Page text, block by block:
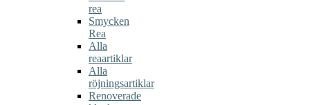
rea
Smycken
Rea
Alla
reaartiklar
Alla
röjningsartiklar
Renoverade